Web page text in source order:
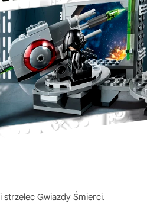
strzelec Gwiazdy Śmierci.